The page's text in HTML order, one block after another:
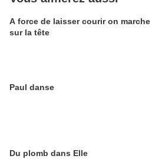
A force de laisser courir on marche
sur la tête
Paul danse
Du plomb dans Elle